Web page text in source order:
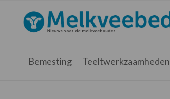
hoofdnavigatie
hoofd
eerste
voettekst
Melkveebedrijf.nl
Bemesting Teeltwerkzaamheden